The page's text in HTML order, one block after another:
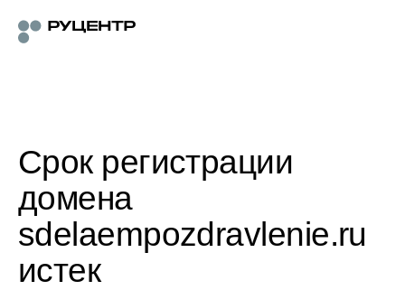
Срок регистрации
домена
sdelaempozdravlenie.ru
истек